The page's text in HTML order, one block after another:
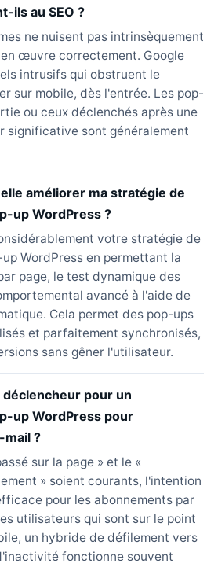
ils au SEO ?
ne nuisent pas intrinsèquement
en œuvre correctement. Google
intrusifs qui obstruent le
sur mobile, dès l'entrée. Les pop-
ou ceux déclenchés après une
significative sont généralement
améliorer ma stratégie de
up WordPress ?
votre stratégie de
WordPress en permettant la
page, le test dynamique des
avancé à l'aide de
Cela permet des pop-ups
et parfaitement synchronisés,
sans gêner l'utilisateur.
pour un
up WordPress pour
mail ?
sur la page » et le «
» soient courants, l'intention
pour les abonnements par
utilisateurs qui sont sur le point
un hybride de défilement vers
fonctionne souvent